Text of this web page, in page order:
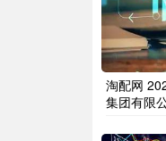
淘配网
集团有限